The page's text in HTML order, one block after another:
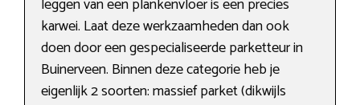
leggen van een plankenvloer is een precies
karwei. Laat deze werkzaamheden dan ook
doen door een gespecialiseerde parketteur in
Buinerveen. Binnen deze categorie heb je
eigenlijk 2 soorten: massief parket (dikwijls